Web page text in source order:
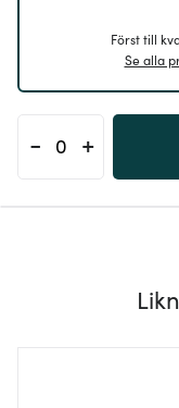
Först till
Se alla
- +